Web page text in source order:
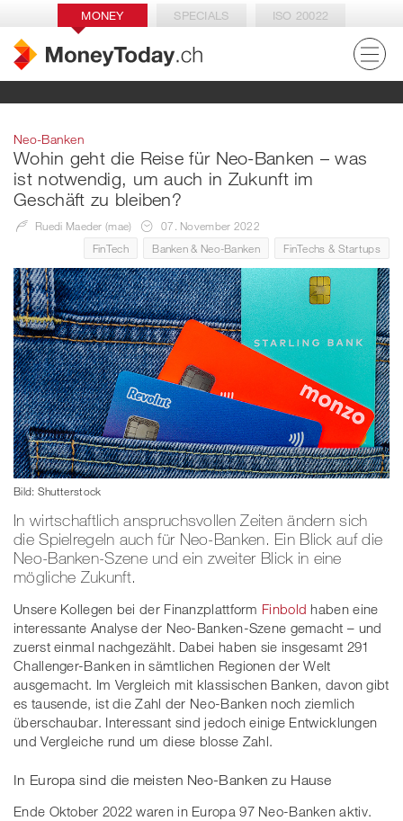
MONEY SPECIALS ISO 20022
Neo-Banken
Wohin geht die Reise für Neo-Banken – was
ist notwendig, um auch in Zukunft im
Geschäft zu bleiben?
Ruedi Maeder (mae)
07. November 2022
FinTech
Banken & Neo-Banken FinTechs & Startups
Bild: Shutterstock
In wirtschaftlich anspruchsvollen Zeiten ändern sich
die Spielregeln auch für Neo-Banken. Ein Blick auf die
Neo-Banken-Szene und ein zweiter Blick in eine
mögliche Zukunft.
Unsere Kollegen bei der Finanzplattform Finbold haben eine
interessante Analyse der Neo-Banken-Szene gemacht – und
zuerst einmal nachgezählt. Dabei haben sie insgesamt 291
Challenger-Banken in sämtlichen Regionen der Welt
ausgemacht. Im Vergleich mit klassischen Banken, davon gibt
es tausende, ist die Zahl der Neo-Banken noch ziemlich
überschaubar. Interessant sind jedoch einige Entwicklungen
und Vergleiche rund um diese blosse Zahl.
In Europa sind die meisten Neo-Banken zu Hause
Ende Oktober 2022 waren in Europa 97 Neo-Banken aktiv.